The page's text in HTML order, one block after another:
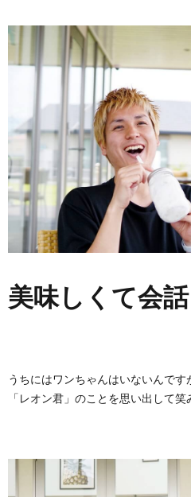
美味しくて会話
うちにはワンちゃんはいないんで
「レオン君」のことを思い出して笑